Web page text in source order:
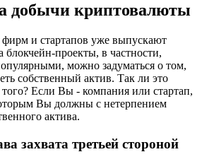
добычи криптовалюты
и стартапов уже выпускают
блокчейн-проекты, в частности,
можно задуматься о том,
собственный актив. Так ли это
Если Вы - компания или стартап,
Вы должны с нетерпением
актива.
захвата третьей стороной